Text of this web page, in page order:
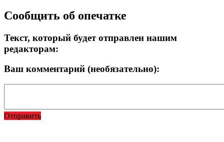
Сообщить об опечатке
Текст, который будет отправлен нашим
редакторам:
Ваш комментарий (необязательно):
Отправить